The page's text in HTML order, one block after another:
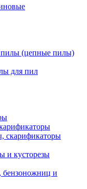
пилы (цепные пилы)
для пил
скарификаторы
и кусторезы
бензоножниц и